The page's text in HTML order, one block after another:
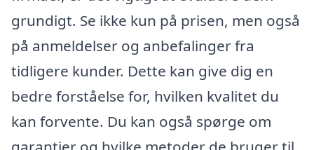
grundigt. Se ikke kun på prisen, men også
på anmeldelser og anbefalinger fra
tidligere kunder. Dette kan give dig en
bedre forståelse for, hvilken kvalitet du
kan forvente. Du kan også spørge om